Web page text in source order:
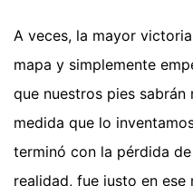
A veces, la mayor
mapa y simplemente
que nuestros pies
medida que lo
terminó con la pérdida
realidad, fue justo en